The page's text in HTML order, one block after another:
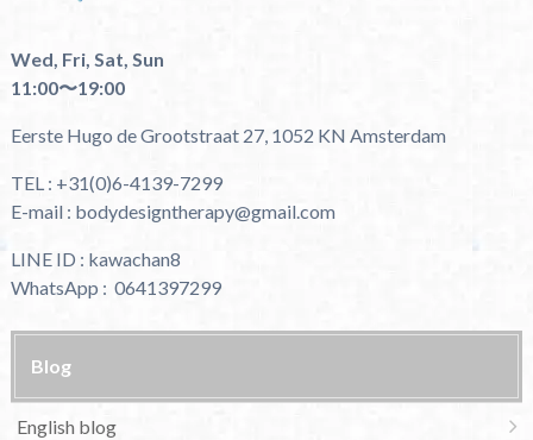
Wed, Fri, Sat, Sun
11:00〜19:00
Eerste Hugo de Grootstraat 27, 1052 KN Amsterdam
TEL : +31(0)6-4139-7299
E-mail : bodydesigntherapy@gmail.com
LINE ID : kawachan8
WhatsApp : 0641397299
Blog
English blog